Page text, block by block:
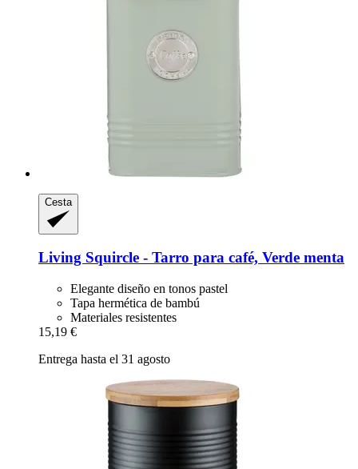
Cesta
Living Squircle -​ Tarro para café, Verde menta
Elegante diseño en tonos pastel
Tapa hermética de bambú
Materiales resistentes
15,19 €
Entrega hasta el 31 agosto